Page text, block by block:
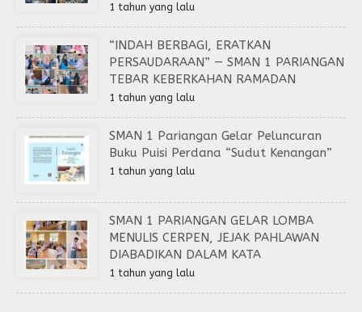
1 tahun yang lalu
“INDAH BERBAGI, ERATKAN
PERSAUDARAAN” — SMAN 1 PARIANGAN
TEBAR KEBERKAHAN RAMADAN
1 tahun yang lalu
SMAN 1 Pariangan Gelar Peluncuran
Buku Puisi Perdana “Sudut Kenangan”
1 tahun yang lalu
SMAN 1 PARIANGAN GELAR LOMBA
MENULIS CERPEN, JEJAK PAHLAWAN
DIABADIKAN DALAM KATA
1 tahun yang lalu